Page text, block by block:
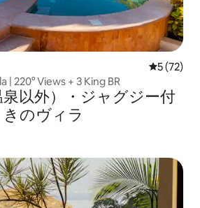
レビュー
5 (72)
| 220° Views + 3 King BR
以外）・ジャグジー付
きのヴィラ
スです。